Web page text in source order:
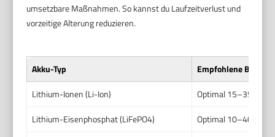
umsetzbare Maßnahmen. So kannst du Laufzeitverlust und
vorzeitige Alterung reduzieren.
Akku-Typ
Empfohlene
Lithium-Ionen (Li-Ion)
Optimal 15–35 °C.
Lithium-Eisenphosphat (LiFePO4)
Optimal 10–40 °C.